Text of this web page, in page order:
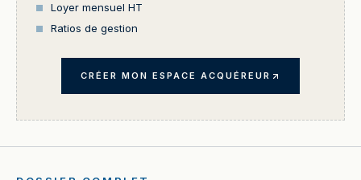
Loyer mensuel HT
Ratios de gestion
CRÉER MON ESPACE ACQUÉREUR